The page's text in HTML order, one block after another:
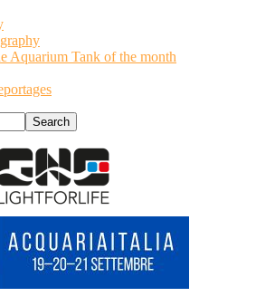
Aquarium Tank of the month